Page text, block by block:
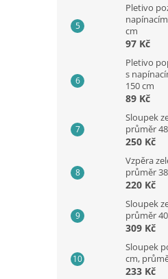
Pletivo
cm
97 Kč
Pletivo
s
150 cm
89 Kč
Sloupek
průměr
250 Kč
Vzpěra
průměr
220 Kč
Sloupek
průměr
309 Kč
Sloupek
cm,
233 Kč